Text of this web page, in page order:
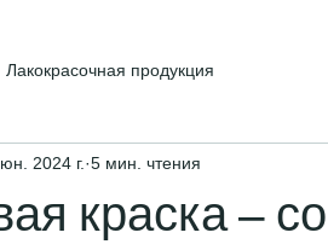
Лакокрасочная продукция
краска —
2024 г. 5 мин. чтения